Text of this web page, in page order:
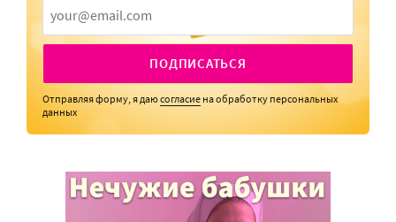
ПОДПИСАТЬСЯ
Отправляя форму, я даюсогласие на обработку персональных
данных